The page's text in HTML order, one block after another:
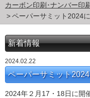
カーボン印刷･ナンバー印
ペーパーサミット2024
新着情報
2024.02.22
ペーパーサミット
2024年２月17・18日に開